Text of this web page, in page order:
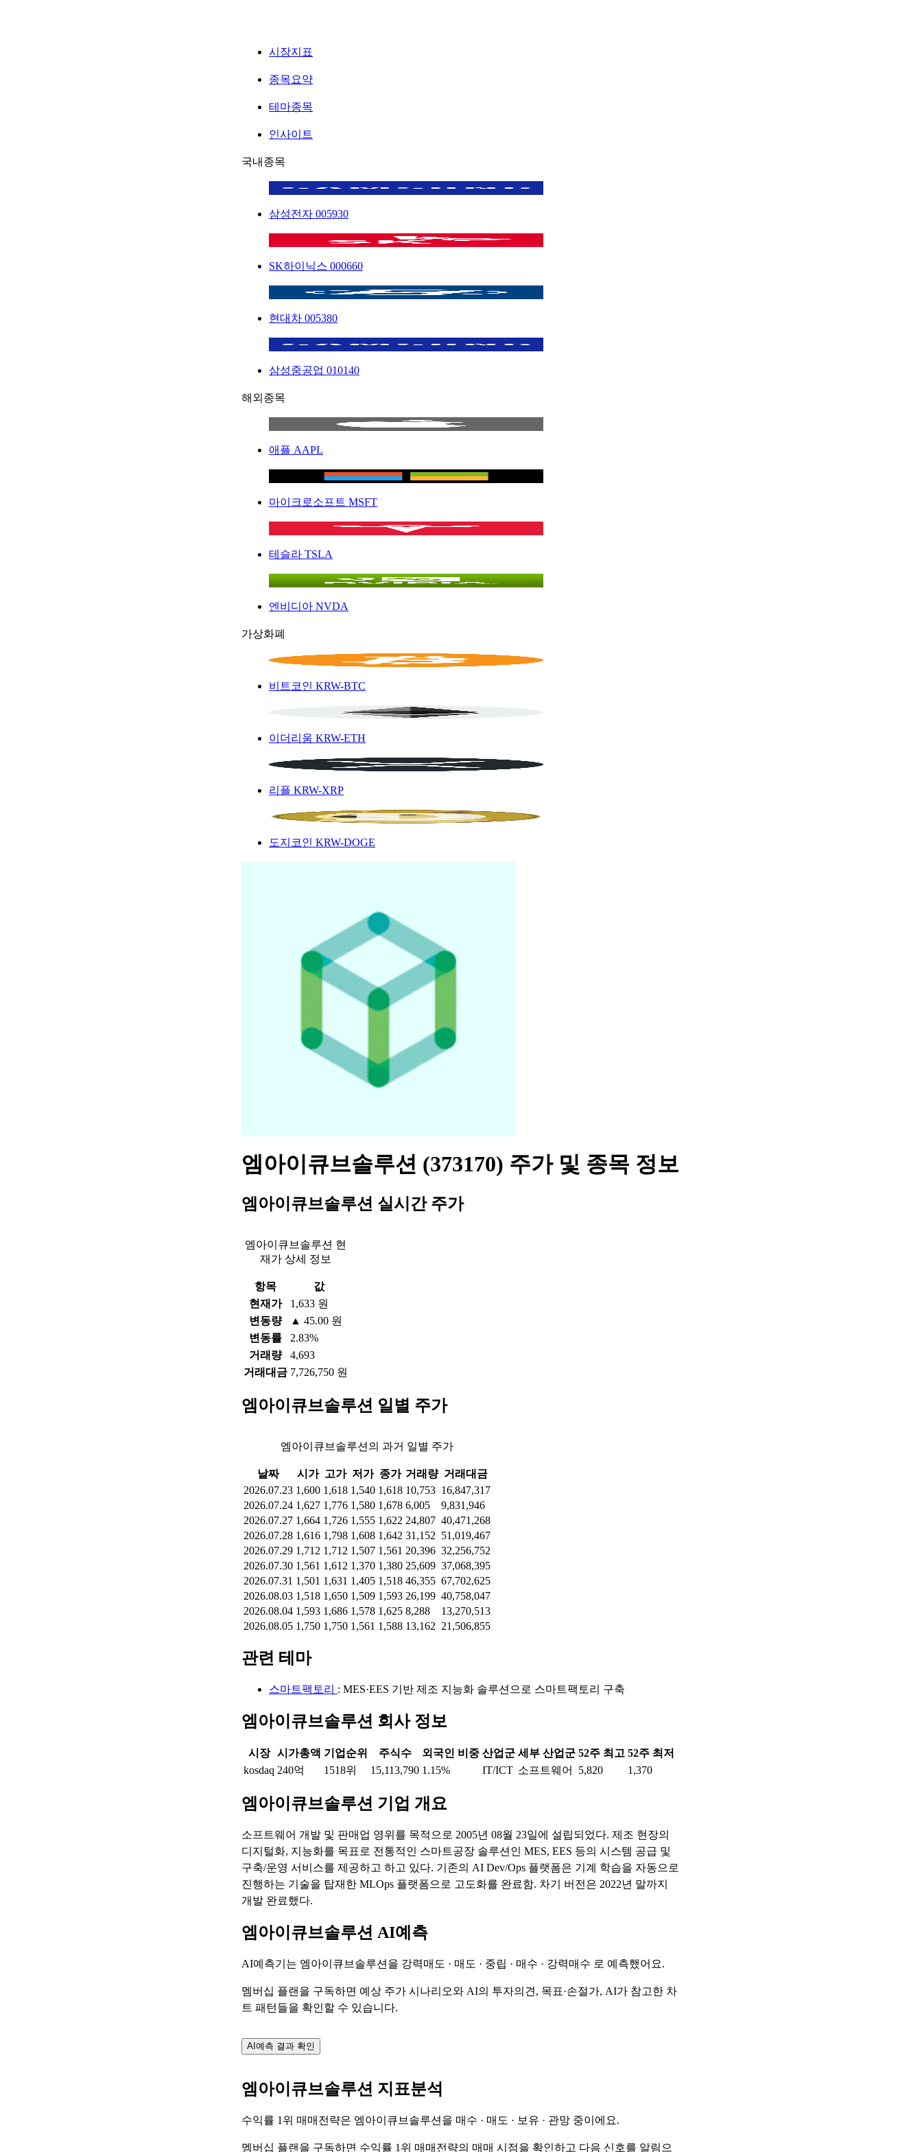
시장지표
종목요약
테마종목
인사이트
국내종목
삼성전자 005930
SK하이닉스 000660
현대차 005380
삼성중공업 010140
해외종목
애플 AAPL
마이크로소프트 MSFT
테슬라 TSLA
엔비디아 NVDA
가상화폐
비트코인 KRW-BTC
이더리움 KRW-ETH
리플 KRW-XRP
도지코인 KRW-DOGE
엠아이큐브솔루션 (373170) 주가 및 종목 정보
엠아이큐브솔루션 실시간 주가
엠아이큐브솔루션 현
재가 상세 정보
항목
값
현재가
1,633 원
변동량
▲ 45.00 원
변동률
2.83%
거래량
4,693
거래대금 7,726,750 원
엠아이큐브솔루션 일별 주가
엠아이큐브솔루션의 과거 일별 주가
날짜 시가 고가 저가 종가 거래량 거래대금
2026.07.23 1,600 1,618 1,540 1,618 10,753 16,847,317
2026.07.24 1,627 1,776 1,580 1,678 6,005
9,831,946
2026.07.27 1,664 1,726 1,555 1,622 24,807 40,471,268
2026.07.28 1,616 1,798 1,608 1,642 31,152 51,019,467
2026.07.29 1,712 1,712 1,507 1,561 20,396 32,256,752
2026.07.30 1,561 1,612 1,370 1,380 25,609 37,068,395
2026.07.31 1,501 1,631 1,405 1,518 46,355 67,702,625
2026.08.03 1,518 1,650 1,509 1,593 26,199 40,758,047
2026.08.04 1,593 1,686 1,578 1,625 8,288
13,270,513
2026.08.05 1,750 1,750 1,561 1,588 13,162 21,506,855
관련 테마
스마트팩토리 : MES·EES 기반 제조 지능화 솔루션으로 스마트팩토리 구축
엠아이큐브솔루션 회사 정보
시장 시가총액 기업순위 주식수 외국인 비중 산업군 세부 산업군 52주 최고 52주 최저
kosdaq 240억 1518위 15,113,790 1.15% IT/ICT 소프트웨어 5,820 1,370
엠아이큐브솔루션 기업 개요
소프트웨어 개발 및 판매업 영위를 목적으로 2005년 08월 23일에 설립되었다. 제조 현장의
디지털화, 지능화를 목표로 전통적인 스마트공장 솔루션인 MES, EES 등의 시스템 공급 및
구축/운영 서비스를 제공하고 하고 있다. 기존의 AI Dev/Ops 플랫폼은 기계 학습을 자동으로
진행하는 기술을 탑재한 MLOps 플랫폼으로 고도화를 완료함. 차기 버전은 2022년 말까지
개발 완료했다.
엠아이큐브솔루션 AI예측
AI예측기는 엠아이큐브솔루션을 강력매도 · 매도 · 중립 · 매수 · 강력매수 로 예측했어요.
멤버십 플랜을 구독하면 예상 주가 시나리오와 AI의 투자의견, 목표·손절가, AI가 참고한 차
트 패턴들을 확인할 수 있습니다.
AI예측 결과 확인
엠아이큐브솔루션 지표분석
수익률 1위 매매전략은 엠아이큐브솔루션을 매수 · 매도 · 보유 · 관망 중이에요.
멤버십 플랜을 구독하면 수익률 1위 매매전략의 매매 시점을 확인하고 다음 신호를 알림으